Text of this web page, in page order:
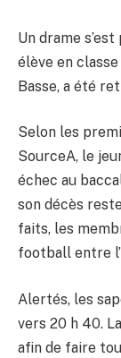
Un drame
élève en
Basse, a été
Selon les
SourceA, le
échec au
son décès
faits, les
football entre
Alertés, les
vers 20 h 40.
afin de faire